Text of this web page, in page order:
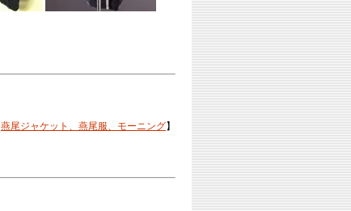
燕尾ジャケット、燕尾服、モーニング】